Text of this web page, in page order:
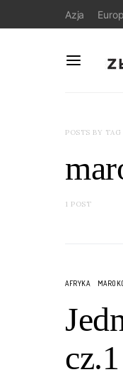
Azja
POSTS BY TAG
1 POST
AFRYKA